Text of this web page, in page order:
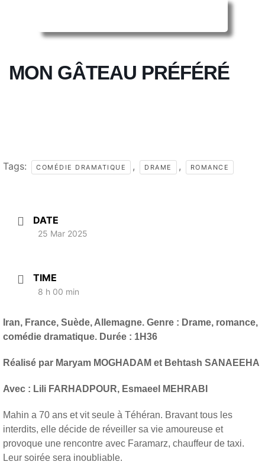
MON GÂTEAU PRÉFÉRÉ
Tags: COMÉDIE DRAMATIQUE , DRAME , ROMANCE
DATE
25 Mar 2025
TIME
8 h 00 min
Iran, France, Suède, Allemagne. Genre : Drame, romance,
comédie dramatique. Durée : 1H36
Réalisé par Maryam MOGHADAM et Behtash SANAEEHA
Avec : Lili FARHADPOUR, Esmaeel MEHRABI
Mahin a 70 ans et vit seule à Téhéran. Bravant tous les
interdits, elle décide de réveiller sa vie amoureuse et
provoque une rencontre avec Faramarz, chauffeur de taxi.
Leur soirée sera inoubliable.